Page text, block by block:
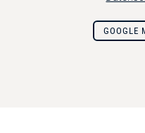
GOOGLE